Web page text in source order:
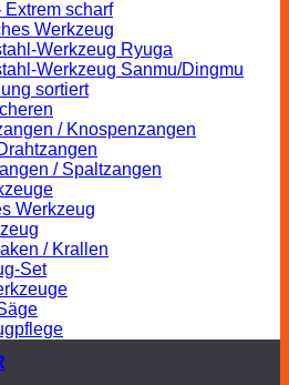
scharf
Werkzeug
Werkzeug Ryuga
Werkzeug Sanmu/Dingmu
sortiert
/ Knospenzangen
/ Spaltzangen
Werkzeug
/ Krallen
Set